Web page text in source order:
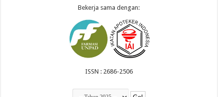
Bekerja sama dengan:
ISSN : 2686-2506